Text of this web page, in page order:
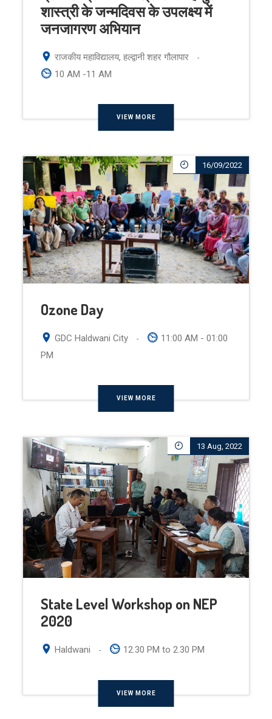
शास्त्री के जन्मदिवस के उपलक्ष्य में
जनजागरण अभियान
राजकीय महाविद्यालय, हल्द्वानी शहर गौलापार -
10 AM -11 AM
VIEW MORE
16/09/2022
Ozone Day
GDC Haldwani City -
11:00 AM - 01:00
PM
VIEW MORE
13 Aug, 2022
State Level Workshop on NEP
2020
Haldwani - 12.30 PM to 2.30 PM
VIEW MORE